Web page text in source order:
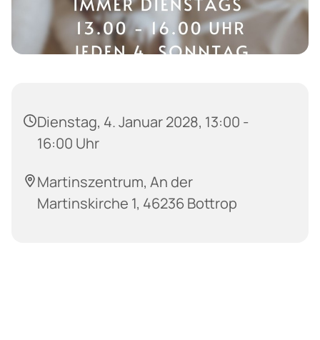
Dienstag, 4. Januar 2028, 13:00 -
16:00 Uhr
Martinszentrum, An der
Martinskirche 1, 46236 Bottrop